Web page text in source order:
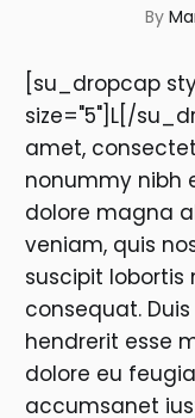
By
[su_dropcap
size="5"]L[/
amet,
nonummy nibh
dolore magna
veniam, quis
suscipit
consequat.
hendrerit esse
dolore eu
accumsanet